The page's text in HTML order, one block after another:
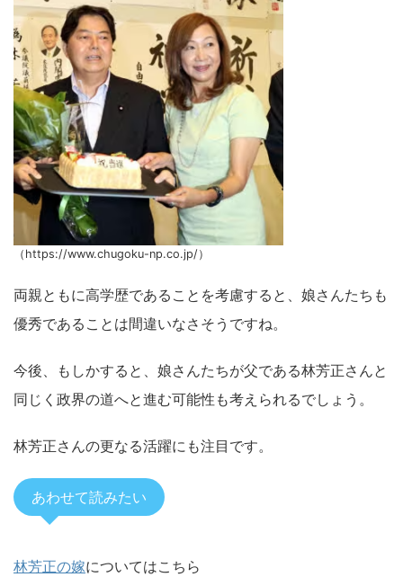
（https://www.chugoku-np.co.jp/）
両親ともに高学歴であることを考慮すると、娘さんたちも
優秀であることは間違いなさそうですね。
今後、もしかすると、娘さんたちが父である林芳正さんと
同じく政界の道へと進む可能性も考えられるでしょう。
林芳正さんの更なる活躍にも注目です。
あわせて読みたい
林芳正の嫁についてはこちら